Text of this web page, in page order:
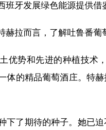
牙发展绿色能源提供借
拉而言，了解吐鲁番葡
势和先进的种植技术
体的精品葡萄酒庄。特
了期待的种子。她已迫